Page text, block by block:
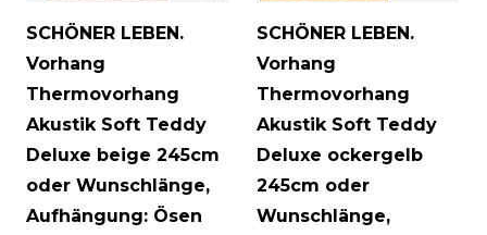
SCHÖNER LEBEN.
Vorhang
Thermovorhang
Akustik Soft Teddy
Deluxe beige 245cm
oder Wunschlänge,
Aufhängung: Ösen
SCHÖNER LEBEN.
Vorhang
Thermovorhang
Akustik Soft Teddy
Deluxe ockergelb
245cm oder
Wunschlänge,